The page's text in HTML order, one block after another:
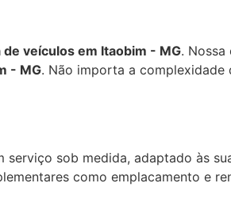
veículos em Itaobim - MG. Nossa
- MG. Não importa a complexidade
serviço sob medida, adaptado às
como emplacamento e